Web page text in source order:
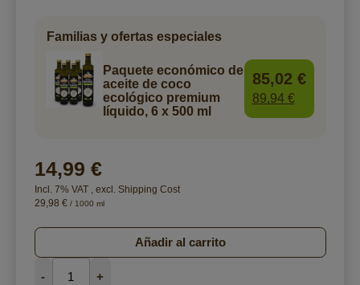
Familias y ofertas especiales
Paquete económico de
aceite de coco
ecológico premium
líquido, 6 x 500 ml
85,02 €
89,94 €
14,99 €
Incl. 7% VAT excl. Shipping Cost
29,98 €/ 1000 ml
Añadir al carrito
- +